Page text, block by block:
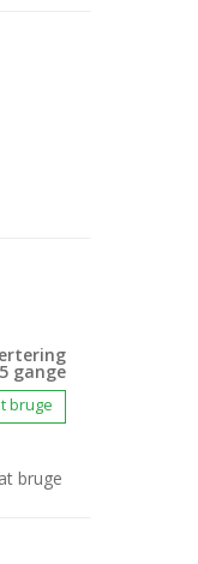
gange
bruge
bruge